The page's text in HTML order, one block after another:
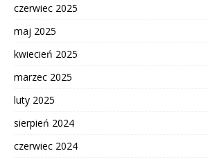
czerwiec 2025
maj 2025
kwiecień 2025
marzec 2025
luty 2025
sierpień 2024
czerwiec 2024